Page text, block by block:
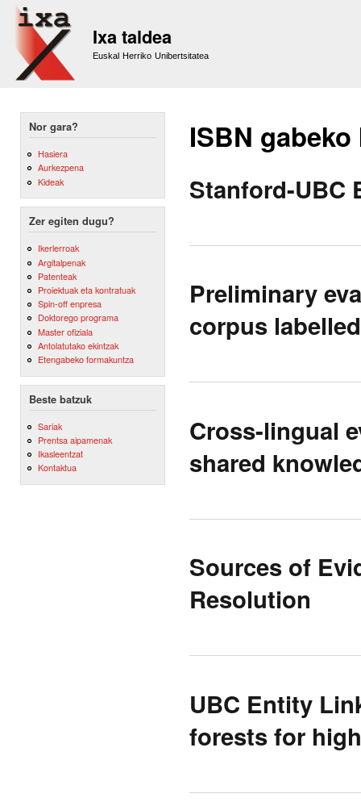
Ixa taldea
Euskal Herriko Unibertsitatea
Nor gara?
Hasiera
Aurkezpena
Kideak
Zer egiten dugu?
Ikerlerroak
Argitalpenak
Patenteak
Proiektuak eta kontratuak
Spin-off enpresa
Doktorego programa
Master ofiziala
Antolatutako ekintzak
Etengabeko formakuntza
Beste batzuk
Sariak
Prentsa aipamenak
Ikasleentzat
Kontaktua
ISBN
Stanford-UBC
Preliminary
corpus
Cross-lingual
shared
Sources of
Resolution
UBC Entity
forests for